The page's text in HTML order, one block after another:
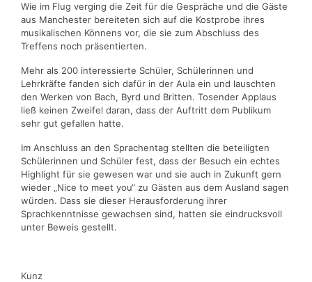
Wie im Flug verging die Zeit für die Gespräche und die Gäste
aus Manchester bereiteten sich auf die Kostprobe ihres
musikalischen Könnens vor, die sie zum Abschluss des
Treffens noch präsentierten.
Mehr als 200 interessierte Schüler, Schülerinnen und
Lehrkräfte fanden sich dafür in der Aula ein und lauschten
den Werken von Bach, Byrd und Britten. Tosender Applaus
ließ keinen Zweifel daran, dass der Auftritt dem Publikum
sehr gut gefallen hatte.
Im Anschluss an den Sprachentag stellten die beteiligten
Schülerinnen und Schüler fest, dass der Besuch ein echtes
Highlight für sie gewesen war und sie auch in Zukunft gern
wieder „Nice to meet you“ zu Gästen aus dem Ausland sagen
würden. Dass sie dieser Herausforderung ihrer
Sprachkenntnisse gewachsen sind, hatten sie eindrucksvoll
unter Beweis gestellt.
Kunz